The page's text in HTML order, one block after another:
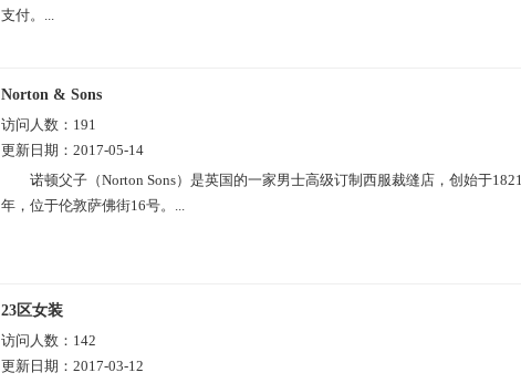
支付。...
Norton & Sons
访问人数： 191
更新日期： 2017-05-14
诺顿父子（Norton Sons）是英国的一家男士高级订制西服裁缝店，创始于1821
年，位于伦敦萨佛街16号。...
23区女装
访问人数： 142
更新日期： 2017-03-12